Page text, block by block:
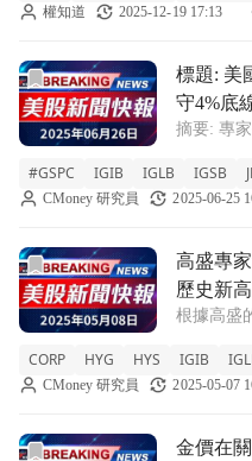
的資訊。
權知道 2025-12-19 17:13
前往標題: 美國10年期國債
標題: 美
守4%底
覷！
摘要: 專
仍有多重
國經濟面
#GSPC IGIB IGLB IGSB
CMoney 研究員 2025-06-25
前往高盛專家預測：企業
高盛專
歷史新
根據高盛
在近期接
用部門負
CORP HYG HYS IGIB
CMoney 研究員 2025-05-07
前往金價在關稅公告日表
金價在